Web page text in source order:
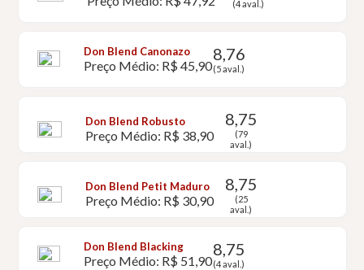
(4 aval.)
Don Blend Canonazo
Preço Médio: R$ 45,90
8,76
(5 aval.)
Don Blend Robusto
Preço Médio: R$ 38,90
8,75
(79
aval.)
Don Blend Petit Maduro
Preço Médio: R$ 30,90
8,75
(25
aval.)
Don Blend Blacking
Preço Médio: R$ 51,90
8,75
(4 aval.)